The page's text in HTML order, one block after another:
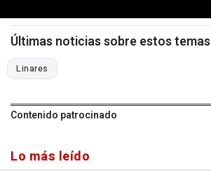
Últimas noticias sobre estos temas
Linares
Contenido patrocinado
Lo más leído